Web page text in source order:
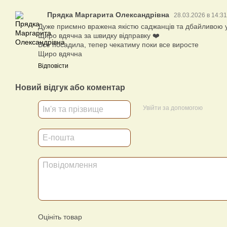
Прядка Маргарита Олександрівна 28.03.2026 в 14:31
Дуже приємно вражена якістю саджанців та дбайливою
Щиро вдячна за швидку відправку ❤️
Все посадила, тепер чекатиму поки все виросте
Щиро вдячна
Відповісти
Новий відгук або коментар
Увійти за допомогою
Оцініть товар